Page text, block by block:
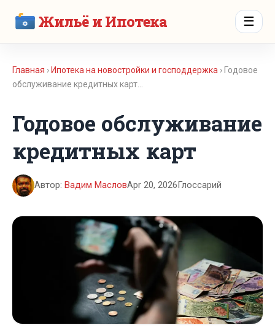
Жильё и Ипотека ☰
Главная › Ипотека на новостройки и господдержка › Годовое
обслуживание кредитных карт…
Годовое обслуживание
кредитных карт
Автор: Вадим МасловApr 20, 2026 Глоссарий